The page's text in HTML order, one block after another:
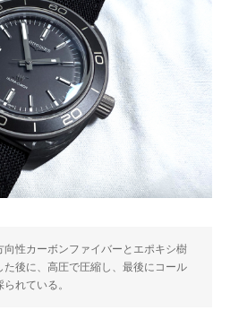
性カーボンファイバーとエポキシ樹
後に、高圧で圧縮し、最後にコール
れている。